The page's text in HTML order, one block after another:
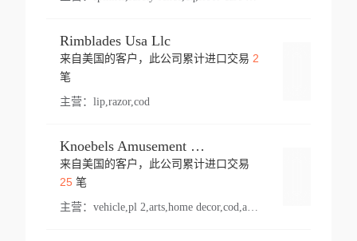
Rimblades Usa Llc
来自美国的客户，此公司累计进口交易 2
笔
主营： lip,razor,cod
Knoebels Amusement Resort
来自美国的客户，此公司累计进口交易
25笔
主营： vehicle,pl 2,arts,home decor,cod,amusement ride,sea